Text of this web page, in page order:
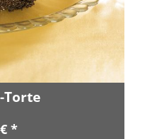
*